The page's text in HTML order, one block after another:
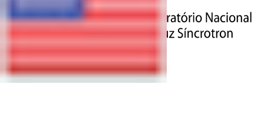
CIÊNCIA | 18 DE DEZEMBRO DE 2024